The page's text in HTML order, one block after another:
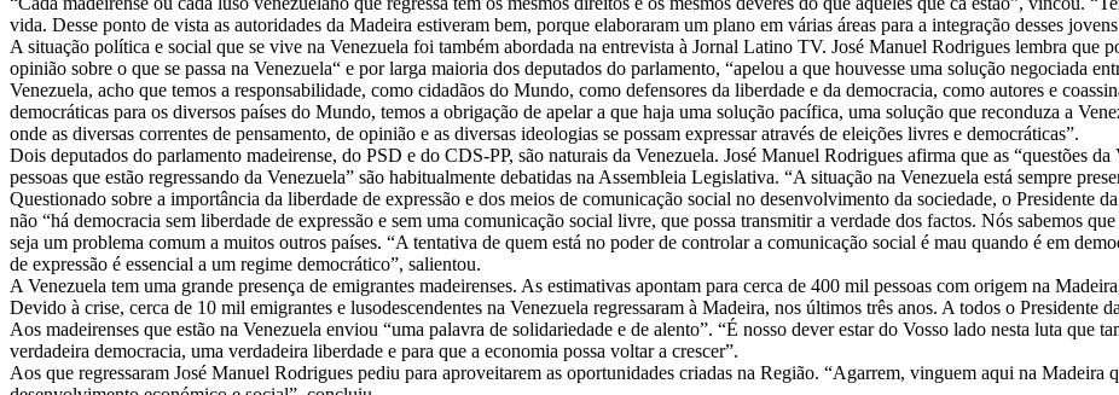
vida. Desse ponto de vista as autoridades da Madeira estiveram bem, porque elaboraram um plano em várias áreas para a integração desses
A situação política e social que se vive na Venezuela foi também abordada na entrevista à Jornal Latino TV. José Manuel Rodrigues lembra que
opinião sobre o que se passa na Venezuela“ e por larga maioria dos deputados do parlamento, “apelou a que houvesse uma solução negociada
Venezuela, acho que temos a responsabilidade, como cidadãos do Mundo, como defensores da liberdade e da democracia, como autores e
democráticas para os diversos países do Mundo, temos a obrigação de apelar a que haja uma solução pacífica, uma solução que reconduza a
onde as diversas correntes de pensamento, de opinião e as diversas ideologias se possam expressar através de eleições livres e democráticas”.
Dois deputados do parlamento madeirense, do PSD e do CDS-PP, são naturais da Venezuela. José Manuel Rodrigues afirma que as “questões
pessoas que estão regressando da Venezuela” são habitualmente debatidas na Assembleia Legislativa. “A situação na Venezuela está sempre
Questionado sobre a importância da liberdade de expressão e dos meios de comunicação social no desenvolvimento da sociedade, o Presidente
não “há democracia sem liberdade de expressão e sem uma comunicação social livre, que possa transmitir a verdade dos factos. Nós sabemos
seja um problema comum a muitos outros países. “A tentativa de quem está no poder de controlar a comunicação social é mau quando é em
de expressão é essencial a um regime democrático”, salientou.
A Venezuela tem uma grande presença de emigrantes madeirenses. As estimativas apontam para cerca de 400 mil pessoas com origem na
Devido à crise, cerca de 10 mil emigrantes e lusodescendentes na Venezuela regressaram à Madeira, nos últimos três anos. A todos o Presidente
Aos madeirenses que estão na Venezuela enviou “uma palavra de solidariedade e de alento”. “É nosso dever estar do Vosso lado nesta luta que
verdadeira democracia, uma verdadeira liberdade e para que a economia possa voltar a crescer”.
Aos que regressaram José Manuel Rodrigues pediu para aproveitarem as oportunidades criadas na Região. “Agarrem, vinguem aqui na Madeira